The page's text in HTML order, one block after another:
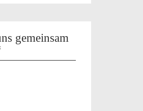
gemeinsam